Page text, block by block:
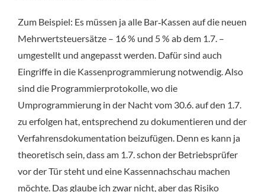
Zum Beispiel: Es müssen ja alle Bar‑Kassen auf die neuen
Mehrwertsteuersätze – 16 % und 5 % ab dem 1.7. –
umgestellt und angepasst werden. Dafür sind auch
Eingriffe in die Kassenprogrammierung notwendig. Also
sind die Programmierprotokolle, wo die
Umprogrammierung in der Nacht vom 30.6. auf den 1.7.
zu erfolgen hat, entsprechend zu dokumentieren und der
Verfahrensdokumentation beizufügen. Denn es kann ja
theoretisch sein, dass am 1.7. schon der Betriebsprüfer
vor der Tür steht und eine Kassennachschau machen
möchte. Das glaube ich zwar nicht, aber das Risiko